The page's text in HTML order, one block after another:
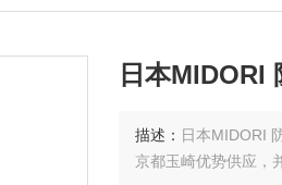
日本MIDORI
描述： 日本MIDORI
京都玉崎优势供应，